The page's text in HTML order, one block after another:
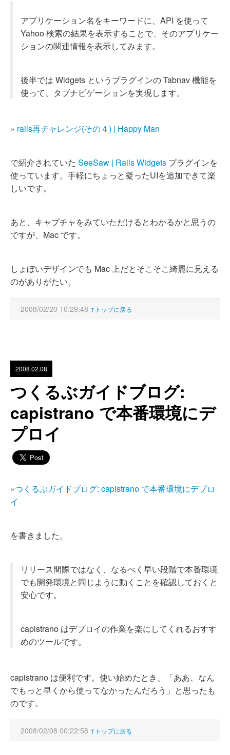
アプリケーション名をキーワードに、API を使って
Yahoo 検索の結果を表示することで、そのアプリケー
ションの関連情報を表示してみます。
後半では Widgets というプラグインの Tabnav 機能を
使って、タブナビゲーションを実現します。
» rails再チャレンジ(その４) | Happy Man
で紹介されていた SeeSaw | Rails Widgets プラグインを
使っています。手軽にちょっと凝ったUIを追加できて楽
しいです。
あと、キャプチャをみていただけるとわかるかと思うの
ですが、Mac です。
しょぼいデザインでも Mac 上だとそこそこ綺麗に見える
のがありがたい。
2008/02/20 10:29:48 ↑トップに戻る
2008.02.08
つくるぶガイドブログ:
capistrano で本番環境にデ
プロイ
»つくるぶガイドブログ: capistrano で本番環境にデプロ
イ
を書きました。
リリース間際ではなく、なるべく早い段階で本番環境
でも開発環境と同じように動くことを確認しておくと
安心です。
capistrano はデプロイの作業を楽にしてくれるおすす
めのツールです。
capistrano は便利です。使い始めたとき、「ああ、なん
でもっと早くから使ってなかったんだろう」と思ったも
のです。
2008/02/08 00:22:58 ↑トップに戻る